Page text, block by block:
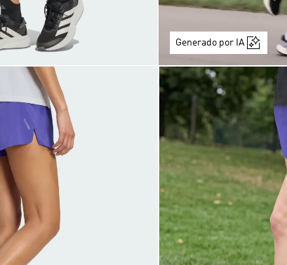
Generado por IA